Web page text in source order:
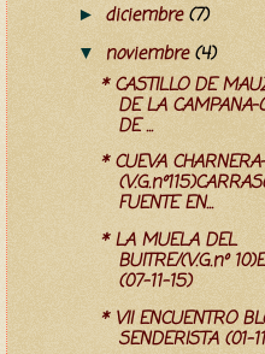
► diciembre(7)
▼ noviembre(4)
* CASTILLO DE
DE LA CAMPANA-
DE ...
* CUEVA CHARNERA-
FUENTE EN...
* LA MUELA DEL
BUITRE/(V.G.nº
(07-11-15)
* VII ENCUENTRO
SENDERISTA (01-